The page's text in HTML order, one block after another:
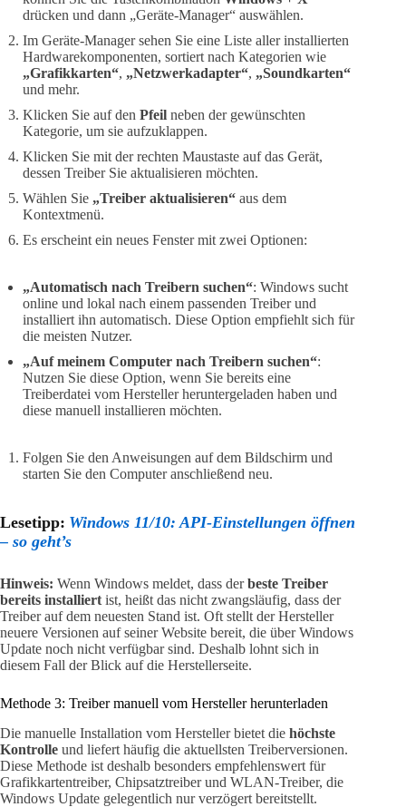
drücken und dann „Geräte-Manager“ auswählen.
Im Geräte-Manager sehen Sie eine Liste aller installierten
Hardwarekomponenten, sortiert nach Kategorien wie
„Grafikkarten“, „Netzwerkadapter“, „Soundkarten“
und mehr.
Klicken Sie auf den Pfeil neben der gewünschten
Kategorie, um sie aufzuklappen.
Klicken Sie mit der rechten Maustaste auf das Gerät,
dessen Treiber Sie aktualisieren möchten.
Wählen Sie „Treiber aktualisieren“ aus dem
Kontextmenü.
Es erscheint ein neues Fenster mit zwei Optionen:
„Automatisch nach Treibern suchen“: Windows sucht
online und lokal nach einem passenden Treiber und
installiert ihn automatisch. Diese Option empfiehlt sich für
die meisten Nutzer.
„Auf meinem Computer nach Treibern suchen“:
Nutzen Sie diese Option, wenn Sie bereits eine
Treiberdatei vom Hersteller heruntergeladen haben und
diese manuell installieren möchten.
Folgen Sie den Anweisungen auf dem Bildschirm und
starten Sie den Computer anschließend neu.
Lesetipp: Windows 11/10: API-Einstellungen öffnen
– so geht’s
Hinweis: Wenn Windows meldet, dass derbeste Treiber
bereits installiert ist, heißt das nicht zwangsläufig, dass der
Treiber auf dem neuesten Stand ist. Oft stellt der Hersteller
neuere Versionen auf seiner Website bereit, die über Windows
Update noch nicht verfügbar sind. Deshalb lohnt sich in
diesem Fall der Blick auf die Herstellerseite.
Methode 3: Treiber manuell vom Hersteller herunterladen
Die manuelle Installation vom Hersteller bietet die höchste
Kontrolle und liefert häufig die aktuellsten Treiberversionen.
Diese Methode ist deshalb besonders empfehlenswert für
Grafikkartentreiber, Chipsatztreiber und WLAN-Treiber, die
Windows Update gelegentlich nur verzögert bereitstellt.